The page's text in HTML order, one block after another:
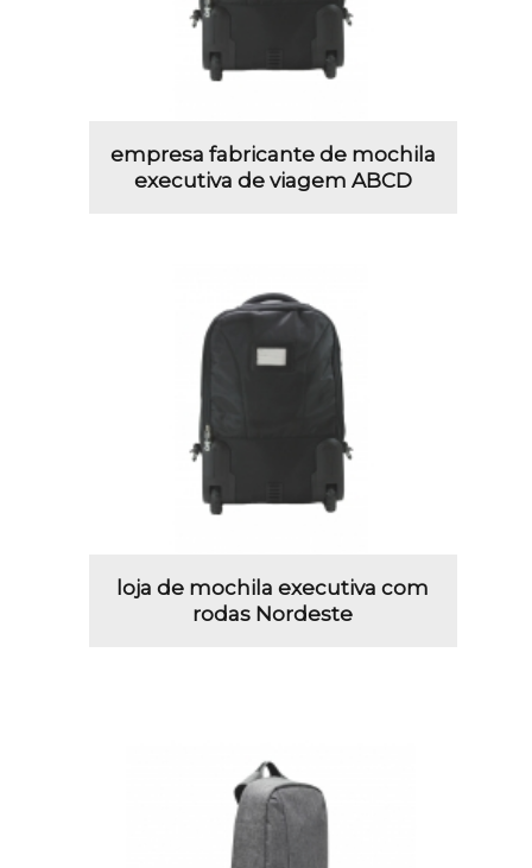
empresa fabricante de mochila
executiva de viagem ABCD
loja de mochila executiva com
rodas Nordeste